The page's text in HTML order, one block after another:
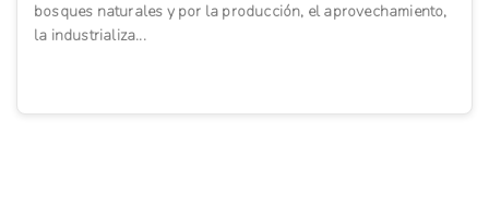
bosques naturales y por la producción, el aprovechamiento,
la industrializa...